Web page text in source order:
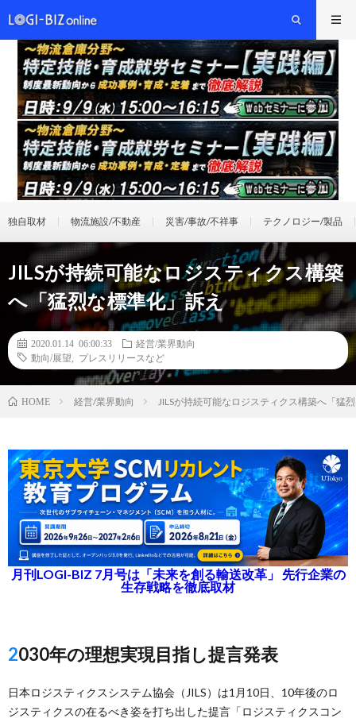
独自取材 物流施設/不動産 災害/事故/不祥事 テクノロジー/製品
JILSが持続可能なロジスティクス構築
へ「猛烈な標準化」訴え
2020.01.14 06:00:33
経営/業界動向
動向/展望
プレスリリースなど
HOME 経営/業界動向 JILSが持続可能なロジスティクス構築へ「猛
月刊LOGI-BIZ 7月号は「未来を創る輸送改革」 先行企業の
生存戦略を徹底取材
2030年の理想実現目指し提言発表
日本ロジスティクスシステム協会（JILS）は1月10日、10年後のロ
ジスティクスの在るべき姿を打ち出した提言「ロジスティクスコン